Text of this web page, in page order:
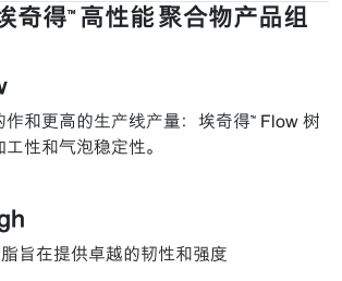
奇得™ 高性能 聚合物产品组
和更高的生产线产量：埃奇得™ Flow 树
性和气泡稳定性。
旨在提供卓越的韧性和强度